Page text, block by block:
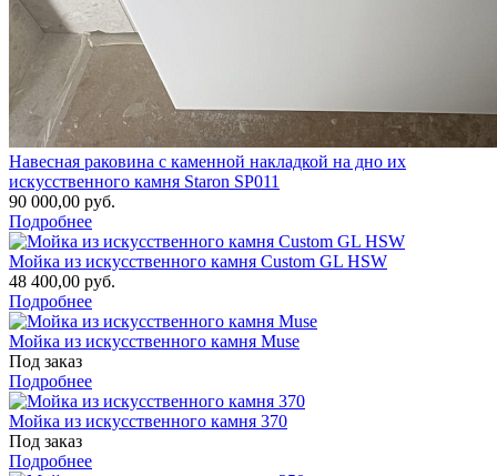
Навесная раковина с каменной накладкой на дно их
искусственного камня Staron SP011
90 000,00 руб.
Подробнее
Мойка из искусственного камня Custom GL HSW
48 400,00 руб.
Подробнее
Мойка из искусственного камня Muse
Под заказ
Подробнее
Мойка из искусственного камня 370
Под заказ
Подробнее